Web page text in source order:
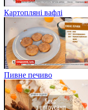
Картопляні вафлі
Пивне печиво